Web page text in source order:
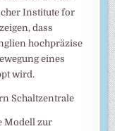
Institute for
dass
hochpräzise
eines
wird.
Schaltzentrale
Modell zur